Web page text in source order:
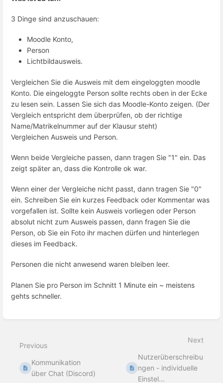
3 Dinge sind anzuschauen:
Moodle Konto,
Person
Lichtbildausweis.
Vergleichen Sie die Ausweis mit dem eingeloggten moodle
Konto. Die eingeloggte Person sollte rechts oben in der Ecke
zu lesen sein. Lassen Sie sich das Moodle-Konto zeigen. (Der
Vergleich entspricht dem überprüfen, ob der richtige
Name/Matrikelnummer auf der Klausur steht)
Vergleichen Ausweis und Person.
Wenn beide Vergleiche passen, dann tragen Sie "1" ein. Das
zeigt später an, dass die Kontrolle ok war.
Wenn einer der Vergleiche nicht passt, dann tragen Sie "0"
ein. Schreiben Sie ein kurzes Feedback oder Kommentar was
vorgefallen ist. Sollte kein Ausweis vorliegen oder Person
absolut nicht zum Ausweis passen, dann fragen Sie die
Person, ob Sie ein Foto ihr machen dürfen und hinterlegen
dieses im Feedback.
Personen die nicht anwesend waren bleiben leer.
Planen Sie pro Person im Schnitt 1 Minute ein ~ meistens
gehts schneller.
mode
Previous
Kommunikation
über Chat (Discord)
Next
Nutzerüberschreibu
ngen - individuelle
Einstel...